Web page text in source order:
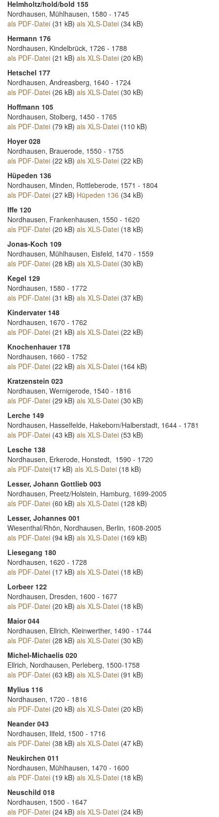
Helmholtz/hold/bold 155
Nordhausen, Mühlhausen, 1580 - 1745
als PDF-Datei (31 kB) als XLS-Datei (34 kB)
Hermann 176
Nordhausen, Kindelbrück, 1726 - 1788
als PDF-Datei (21 kB) als XLS-Datei (20 kB)
Hetschel 177
Nordhausen, Andreasberg, 1640 - 1724
als PDF-Datei (26 kB) als XLS-Datei (30 kB)
Hoffmann 105
Nordhausen, Stolberg, 1450 - 1765
als PDF-Datei (79 kB) als XLS-Datei (110 kB)
Hoyer 028
Nordhausen, Brauerode, 1550 - 1755
als PDF-Datei (22 kB) als XLS-Datei (22 kB)
Hüpeden 136
Nordhausen, Minden, Rottleberode, 1571 - 1804
als PDF-Datei (27 kB) Hüpeden 136 (34 kB)
Iffe 120
Nordhausen, Frankenhausen, 1550 - 1620
als PDF-Datei (20 kB) als XLS-Datei (18 kB)
Jonas-Koch 109
Nordhausen, Mühlhausen, Eisfeld, 1470 - 1559
als PDF-Datei (28 kB) als XLS-Datei (30 kB)
Kegel 129
Nordhausen, 1580 - 1772
als PDF-Datei (31 kB) als XLS-Datei (37 kB)
Kindervater 148
Nordhausen, 1670 - 1762
als PDF-Datei (21 kB) als XLS-Datei (22 kB)
Knochenhauer 178
Nordhausen, 1660 - 1752
als PDF-Datei (22 kB) als XLS-Datei (164 kB)
Kratzenstein 023
Nordhausen, Wernigerode, 1540 - 1816
als PDF-Datei (29 kB) als XLS-Datei (30 kB)
Lerche 149
Nordhausen, Hasselfelde, Hakeborn/Halberstadt, 1644 - 1781
als PDF-Datei (43 kB) als XLS-Datei (53 kB)
Lesche 138
Nordhausen, Erkerode, Honstedt, 1590 - 1720
als PDF-Datei(17 kB) als XLS-Datei (18 kB)
Lesser, Johann Gottlieb 003
Nordhausen, Preetz/Holstein, Hamburg, 1699-2005
als PDF-Datei (60 kB) als XLS-Datei (128 kB)
Lesser, Johannes 001
Wiesenthal/Rhön, Nordhausen, Berlin, 1608-2005
als PDF-Datei (94 kB) als XLS-Datei (169 kB)
Liesegang 180
Nordhausen, 1620 - 1728
als PDF-Datei (17 kB) als XLS-Datei (18 kB)
Lorbeer 122
Nordhausen, Dresden, 1600 - 1677
als PDF-Datei (20 kB) als XLS-Datei (18 kB)
Maior 044
Nordhausen, Ellrich, Kleinwerther, 1490 - 1744
als PDF-Datei (28 kB) als XLS-Datei (30 kB)
Michel-Michaelis 020
Ellrich, Nordhausen, Perleberg, 1500-1758
als PDF-Datei (63 kB) als XLS-Datei (91 kB)
Mylius 116
Nordhausen, 1720 - 1816
als PDF-Datei (20 kB) als XLS-Datei (20 kB)
Neander 043
Nordhausen, Ilfeld, 1500 - 1716
als PDF-Datei (38 kB) als XLS-Datei (47 kB)
Neukirchen 011
Nordhausen, Mühlhausen, 1470 - 1600
als PDF-Datei (19 kB) als XLS-Datei (18 kB)
Neuschild 018
Nordhausen, 1500 - 1647
als PDF-Datei (24 kB) als XLS-Datei (24 kB)